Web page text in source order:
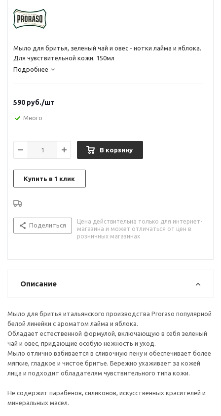
Мыло для бритья, зеленый чай и овес - нотки лайма и яблока.
Для чувствительной кожи. 150мл
Подробнее
590 руб./шт
Много
В корзину
Купить в 1 клик
Поделиться
Цена действительна только для интернет-
магазина и может отличаться от цен в
розничных магазинах
Описание
Мыло для бритья итальянского производства Proraso популярной
белой линейки с ароматом лайма и яблока.
Обладает естественной формулой, включающую в себя зеленый
чай и овес, придающие особую нежность и уход.
Мыло отлично взбивается в сливочную пену и обеспечивает более
мягкие, гладкое и чистое бритье. Бережно ухаживает за кожей
лица и подходит обладателям чувствительного типа кожи.
Не содержит парабенов, силиконов, искусственных красителей и
минеральных масел.